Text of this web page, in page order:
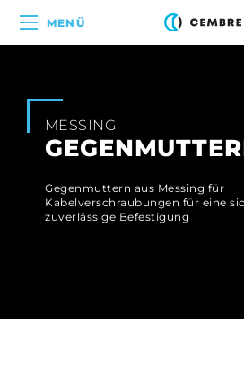
MENÜ
MESSING
Gegenmuttern aus Messing für
Kabelverschraubungen für eine
zuverlässige Befestigung